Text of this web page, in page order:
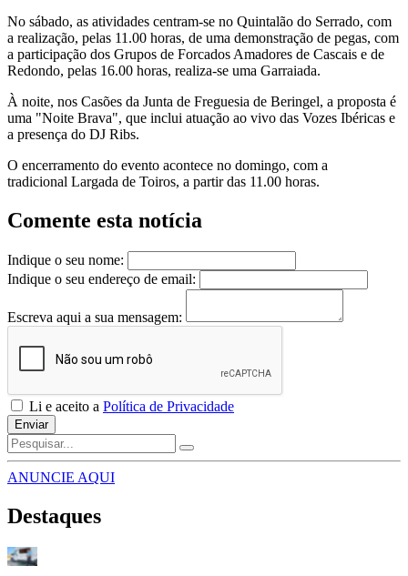
No sábado, as atividades centram-se no Quintalão do Serrado, com
a realização, pelas 11.00 horas, de uma demonstração de pegas, com
a participação dos Grupos de Forcados Amadores de Cascais e de
Redondo, pelas 16.00 horas, realiza-se uma Garraiada.
À noite, nos Casões da Junta de Freguesia de Beringel, a proposta é
uma "Noite Brava", que inclui atuação ao vivo das Vozes Ibéricas e
a presença do DJ Ribs.
O encerramento do evento acontece no domingo, com a
tradicional Largada de Toiros, a partir das 11.00 horas.
Comente esta notícia
Indique o seu nome:
Indique o seu endereço de email:
Escreva aqui a sua mensagem:
Li e aceito a Política de Privacidade
Enviar
ANUNCIE AQUI
Destaques